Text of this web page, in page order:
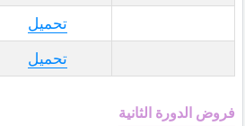
تحميل
تحميل
فروض الدورة الثانية